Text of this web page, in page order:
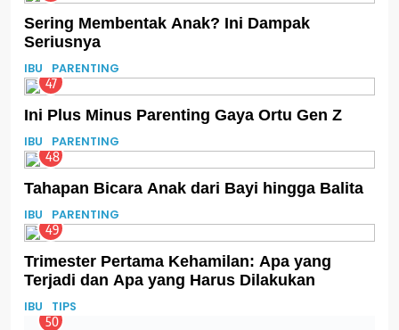
Sering Membentak Anak? Ini Dampak
Seriusnya
IBU PARENTING
47
Ini Plus Minus Parenting Gaya Ortu Gen Z
IBU PARENTING
48
Tahapan Bicara Anak dari Bayi hingga Balita
IBU PARENTING
49
Trimester Pertama Kehamilan: Apa yang
Terjadi dan Apa yang Harus Dilakukan
IBU TIPS
50